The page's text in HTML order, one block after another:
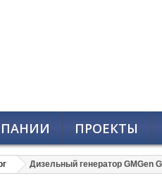
ПРОЕКТЫ
Дизельный генератор GMGen